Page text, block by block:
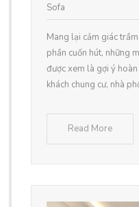
Sofa
Mang lại cảm giác
phần cuốn hút, những
được xem là gợi ý
khách chung cư, nhà
Read More